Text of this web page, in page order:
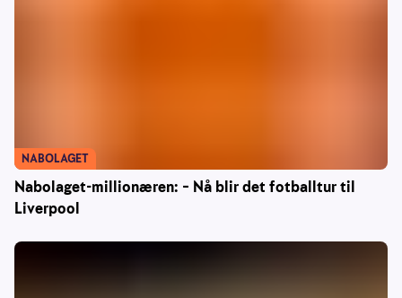
Nabolaget-millionæren: – Nå blir det fotballtur til
Liverpool
NABOLAGET